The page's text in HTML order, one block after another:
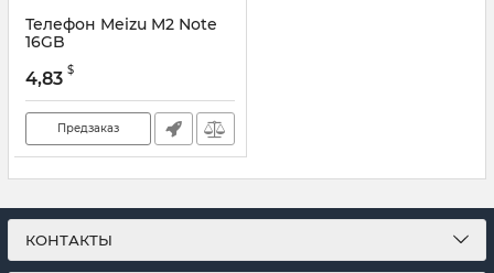
Телефон Meizu M2 Note
16GB
4,83 $
Предзаказ
КОНТАКТЫ